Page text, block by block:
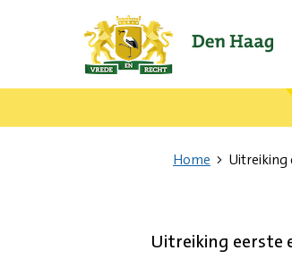
Ga
naar
de
Home Uitreiking
Uitreiking eerste